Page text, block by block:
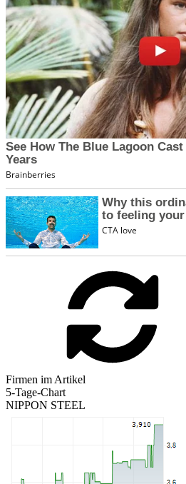
Firmen im Artikel
5-Tage-Chart
NIPPON STEEL